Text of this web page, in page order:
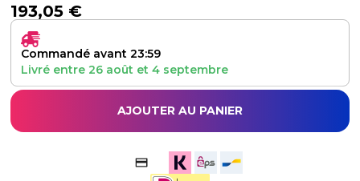
193,05 €
Commandé avant 23:59
Livré entre 26 août et 4 septembre
AJOUTER AU PANIER